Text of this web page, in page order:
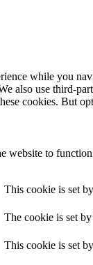
while you
also use third-
cookies. But
website to
This cookie is set
The cookie is set
This cookie is set